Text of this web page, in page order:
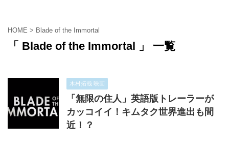
HOME > Blade of the Immortal
「 Blade of the Immortal 」 一覧
木村拓哉 映画
「無限の住人」英語版トレーラーが
カッコイイ！キムタク世界進出も間
近！？